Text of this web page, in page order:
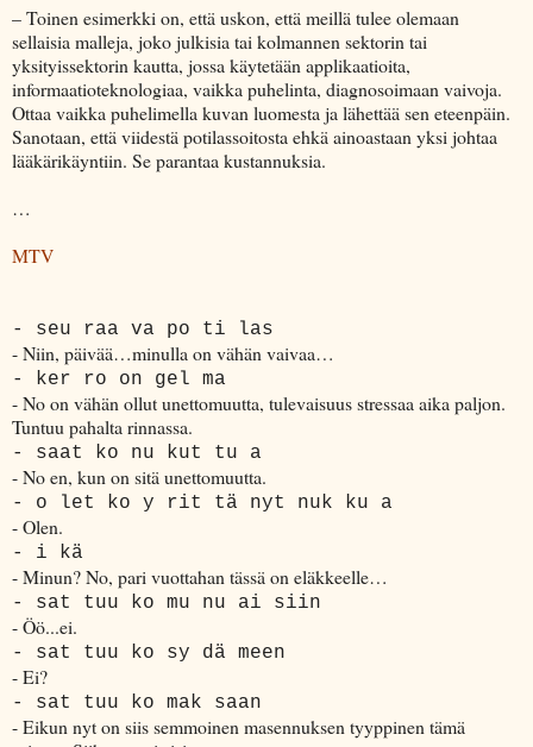
– Toinen esimerkki on, että uskon, että meillä tulee olemaan
sellaisia malleja, joko julkisia tai kolmannen sektorin tai
yksityissektorin kautta, jossa käytetään applikaatioita,
informaatioteknologiaa, vaikka puhelinta, diagnosoimaan vaivoja.
Ottaa vaikka puhelimella kuvan luomesta ja lähettää sen eteenpäin.
Sanotaan, että viidestä potilassoitosta ehkä ainoastaan yksi johtaa
lääkärikäyntiin. Se parantaa kustannuksia.
…
MTV
- seu raa va po ti las
- Niin, päivää…minulla on vähän vaivaa…
- ker ro on gel ma
- No on vähän ollut unettomuutta, tulevaisuus stressaa aika paljon.
Tuntuu pahalta rinnassa.
- saat ko nu kut tu a
- No en, kun on sitä unettomuutta.
- o let ko y rit tä nyt nuk ku a
- Olen.
- i kä
- Minun? No, pari vuottahan tässä on eläkkeelle…
- sat tuu ko mu nu ai siin
- Öö...ei.
- sat tuu ko sy dä meen
- Ei?
- sat tuu ko mak saan
- Eikun nyt on siis semmoinen masennuksen tyyppinen tämä